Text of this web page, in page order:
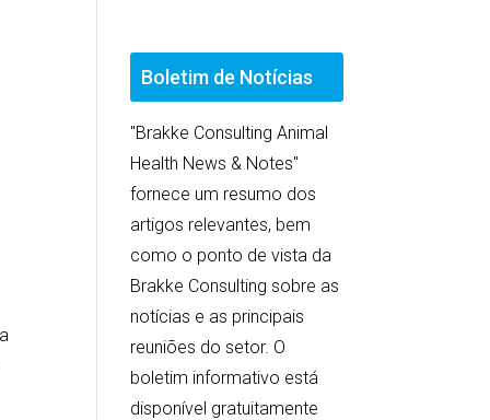
Boletim de Notícias
"Brakke Consulting Animal
Health News & Notes"
fornece um resumo dos
artigos relevantes, bem
como o ponto de vista da
Brakke Consulting sobre as
notícias e as principais
reuniões do setor. O
boletim informativo está
disponível gratuitamente